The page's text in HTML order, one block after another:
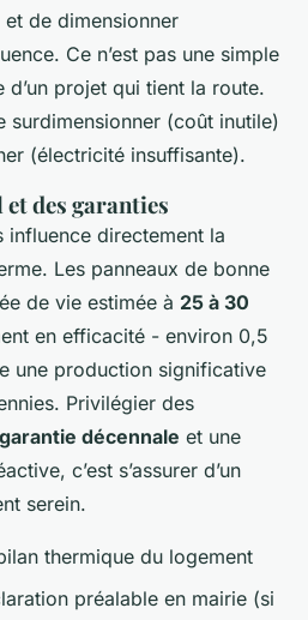
de dimensionner
Ce n’est pas une simple
d’un projet qui tient la route.
surdimensionner (coût inutile)
(électricité insuffisante).
des garanties
influence directement la
Les panneaux de bonne
de vie estimée à 25 à 30
en efficacité - environ 0,5
une production significative
Privilégier des
garantie décennale et une
c’est s’assurer d’un
serein.
thermique du logement
préalable en mairie (si